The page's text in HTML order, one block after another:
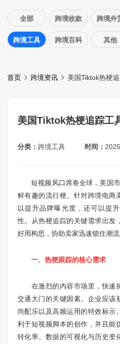
全部 跨境收款 跨境外
跨境工具 跨境百科 其他
首页 跨境资讯 美国Tiktok热梗
美国Tiktok热梗追踪工
分类： 跨境工具 时间：
短视频风口席卷全球，美国市
鲜有趣的流行梗。针对跨境电商
以提升品牌曝光度，还可以提
性。从热梗追踪的关键需求出发
好用构思，协助卖家迅速锁住潮流
一、热梗跟踪的核心需求
在激烈的内容市场里，快速
交通大门的关键因素。企业应该
尚配乐以及高频运用的特效标示
利于短视频脚本的创作，并且能
转化率。数据的可视化与历史变